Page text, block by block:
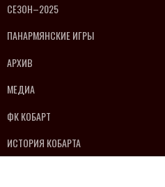
СЕЗОН–2025
ПАНАРМЯНСКИЕ ИГРЫ
АРХИВ
МЕДИА
ФК КОБАРТ
ИСТОРИЯ КОБАРТА